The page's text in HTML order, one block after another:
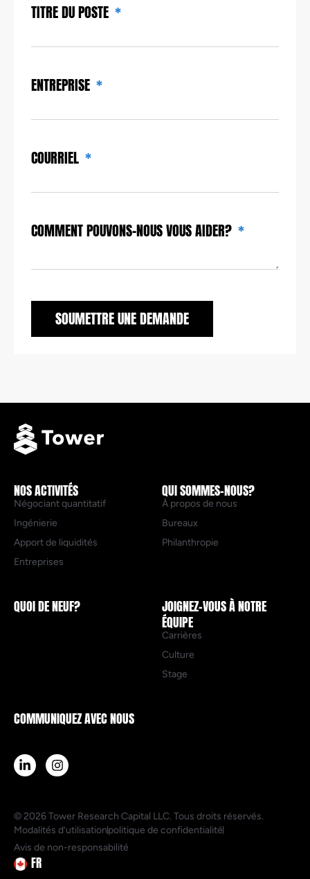
TITRE DU POSTE
ENTREPRISE
COURRIEL
COMMENT POUVONS-NOUS VOUS AIDER?
SOUMETTRE UNE DEMANDE
NOS ACTIVITÉS
Négociant quantitatif
Ingénierie
Apport de liquidités
Entreprises
QUI SOMMES-NOUS?
À propos de nous
Bureaux
Philanthropie
QUOI DE NEUF?
JOIGNEZ-VOUS À NOTRE
ÉQUIPE
Carrières
Culture
Stage
COMMUNIQUEZ AVEC NOUS
© 2026 Tower Research Capital LLC. Tous droits réservés.
Modalités d’utilisationpolitique de confidentialité
Avis de non-responsabilité
FR